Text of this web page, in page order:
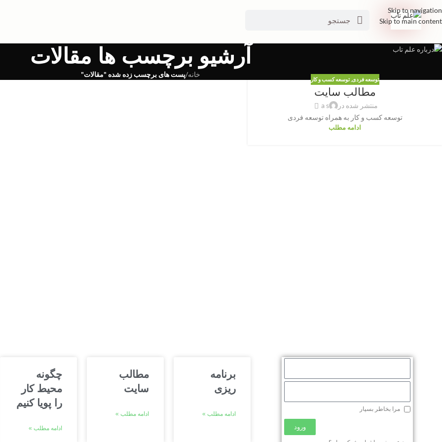
Skip to navigation
Skip to main content
آرشیو برچسب ها مقالات
خانه/پست های برچسب زده شده "مقالات"
توسعه فردی ,توسعه کسب و کار
مطالب سایت
منتشر شده در
a s
توسعه کسب و کار به همراه توسعه فردی
ادامه مطلب
مرا بخاطر بسپار
ورود
محصولات
برنامه
ریزی
ادامه مطلب »
مطالب
سایت
ادامه مطلب »
چگونه
محیط کار
را پویا کنیم
ادامه مطلب »